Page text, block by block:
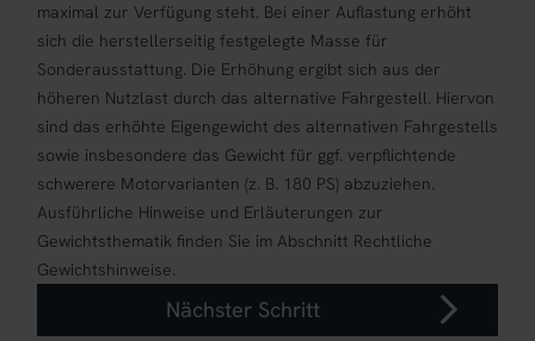
maximal zur Verfügung steht. Bei einer Auflastung erhöht
sich die herstellerseitig festgelegte Masse für
Sonderausstattung. Die Erhöhung ergibt sich aus der
höheren Nutzlast durch das alternative Fahrgestell. Hiervon
sind das erhöhte Eigengewicht des alternativen Fahrgestells
sowie insbesondere das Gewicht für ggf. verpflichtende
schwerere Motorvarianten (z. B. 180 PS) abzuziehen.
Ausführliche Hinweise und Erläuterungen zur
Gewichtsthematik finden Sie im Abschnitt Rechtliche
Gewichtshinweise.
Nächster Schritt